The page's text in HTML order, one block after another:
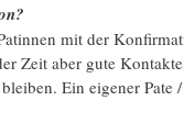
mit der
Zeit aber gute
Ein eigener